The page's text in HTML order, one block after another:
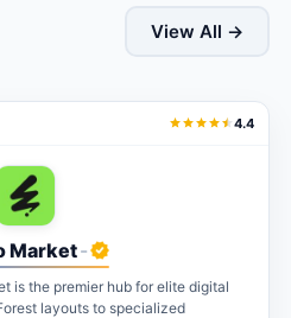
View All →
4.4
Market-
is the premier hub for elite digital
layouts to specialized